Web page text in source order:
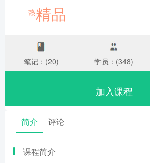
热精品
笔记：(20) 学员：(348)
加入课程
简介 评论
课程简介